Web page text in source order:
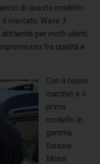
di questo modello
mercato. Wave 3
per molti utenti,
fra qualità e
Con il nuovo
marchio e il
primo
modello in
gamma,
Eurasia
Motor